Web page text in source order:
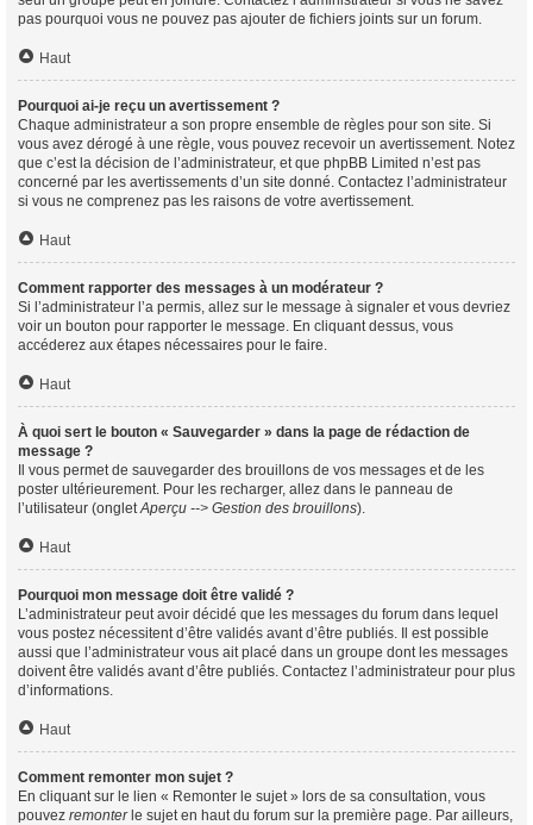
pas pourquoi vous ne pouvez pas ajouter de fichiers joints sur un forum.
Haut
Pourquoi ai-je reçu un avertissement ?
Chaque administrateur a son propre ensemble de règles pour son site. Si
vous avez dérogé à une règle, vous pouvez recevoir un avertissement. Notez
que c’est la décision de l’administrateur, et que phpBB Limited n’est pas
concerné par les avertissements d’un site donné. Contactez l’administrateur
si vous ne comprenez pas les raisons de votre avertissement.
Haut
Comment rapporter des messages à un modérateur ?
Si l’administrateur l’a permis, allez sur le message à signaler et vous devriez
voir un bouton pour rapporter le message. En cliquant dessus, vous
accéderez aux étapes nécessaires pour le faire.
Haut
À quoi sert le bouton « Sauvegarder » dans la page de rédaction de
message ?
Il vous permet de sauvegarder des brouillons de vos messages et de les
poster ultérieurement. Pour les recharger, allez dans le panneau de
l’utilisateur (ongletAperçu --> Gestion des brouillons).
Haut
Pourquoi mon message doit être validé ?
L’administrateur peut avoir décidé que les messages du forum dans lequel
vous postez nécessitent d’être validés avant d’être publiés. Il est possible
aussi que l’administrateur vous ait placé dans un groupe dont les messages
doivent être validés avant d’être publiés. Contactez l’administrateur pour plus
d’informations.
Haut
Comment remonter mon sujet ?
En cliquant sur le lien « Remonter le sujet » lors de sa consultation, vous
pouvez remonterle sujet en haut du forum sur la première page. Par ailleurs,